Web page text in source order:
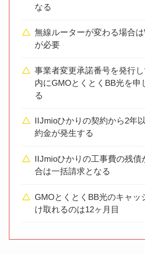
なる
無線ルーターが変わる場合
が必要
事業者変更承諾番号を発行
内にGMOとくとくBB光を申
る
IIJmioひかりの契約から2年
約金が発生する
IIJmioひかりの工事費の残債
合は一括請求となる
GMOとくとくBB光のキャッ
け取れるのは12ヶ月目